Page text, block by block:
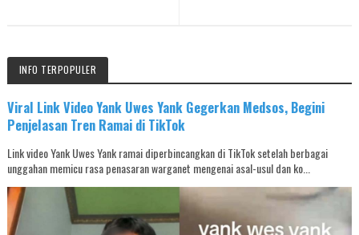
INFO TERPOPULER
Viral Link Video Yank Uwes Yank Gegerkan Medsos, Begini
Penjelasan Tren Ramai di TikTok
Link video Yank Uwes Yank ramai diperbincangkan di TikTok setelah berbagai
unggahan memicu rasa penasaran warganet mengenai asal-usul dan ko...